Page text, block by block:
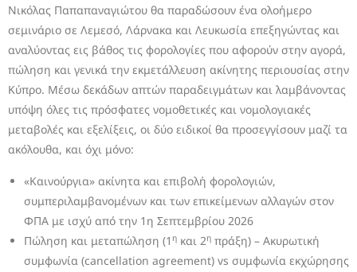
Νικόλας Παπαπαναγιώτου θα παραδώσουν ένα ολοήμερο
σεμινάριο σε Λεμεσό, Λάρνακα και Λευκωσία επεξηγώντας και
αναλύοντας εις βάθος τις φορολογίες που αφορούν στην αγορά,
πώληση και γενικά την εκμετάλλευση ακίνητης περιουσίας στην
Κύπρο. Μέσω δεκάδων απτών παραδειγμάτων και λαμβάνοντας
υπόψη όλες τις πρόσφατες νομοθετικές και νομολογιακές
μεταβολές και εξελίξεις, οι δύο ειδικοί θα προσεγγίσουν μαζί τα
ακόλουθα, και όχι μόνο:
«Καινούργια» ακίνητα και επιβολή φορολογιών,
συμπεριλαμβανομένων και των επικείμενων αλλαγών στον
ΦΠΑ με ισχύ από την 1η Σεπτεμβρίου 2026
Πώληση και μεταπώληση (1 η και 2η πράξη) – Ακυρωτική
συμφωνία (cancellation agreement) vs συμφωνία εκχώρησης